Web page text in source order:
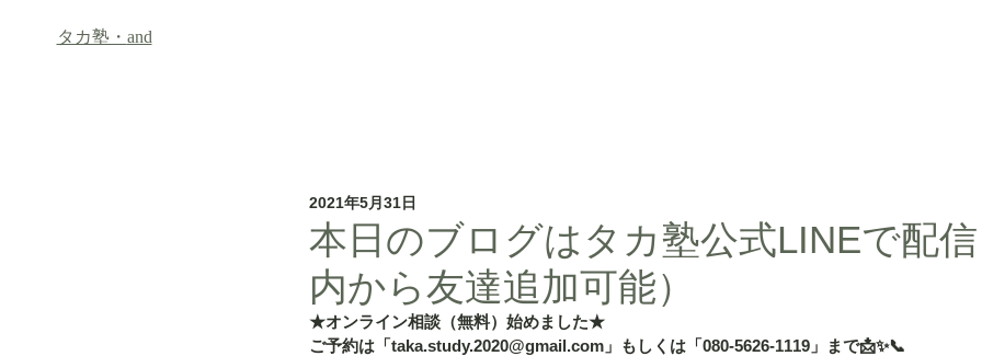
タカ塾・ and
本日のブログはタカ塾公式LINEで配
内から友達追加可能）
2021年5月31日
★オンライン相談（無料）始めました★
ご予約は「taka.study.2020@gmail.com」もしくは「080-5626-1119」まで📩✨📞